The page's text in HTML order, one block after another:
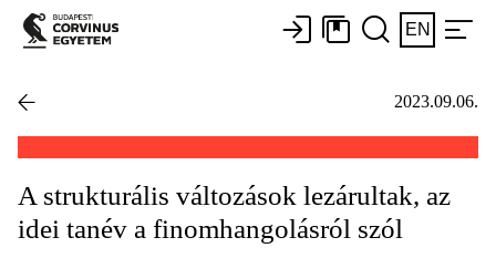
EN
2023.09.06.
A strukturális változások lezárultak, az
idei tanév a finomhangolásról szól